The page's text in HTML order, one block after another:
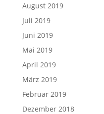
August 2019
Juli 2019
Juni 2019
Mai 2019
April 2019
März 2019
Februar 2019
Dezember 2018